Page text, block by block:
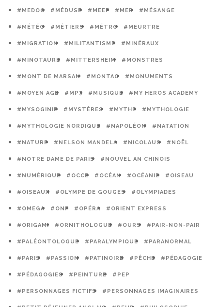
#MEDOC #MÉDUSE #MEEF #MER #MÉSANGE
#MÉTÉO #MÉTIERS #MÉTRO #MEURTRE
#MIGRATION #MILITANTISME #MINÉRAUX
#MINOTAURE #MITTERSHEIM #MONSTRES
#MONT DE MARSAN #MONTAG #MONUMENTS
#MOYEN AGE #MP3 #MUSIQUE #MY HEROS ACADEMY
#MYSOGINIE #MYSTÈRES #MYTHE #MYTHOLOGIE
#MYTHOLOGIE NORDIQUE #NAPOLÉON #NATATION
#NATURE #NELSON MANDELA #NICOLAUS #NOËL
#NOTRE DAME DE PARIS #NOUVEL AN CHINOIS
#NUMÉRIQUE #OCCE #OCÉAN #OCÉANIE #OISEAU
#OISEAUX #OLYMPE DE GOUGES #OLYMPIADES
#OMEGA #ONF #OPÉRA #ORIENT EXPRESS
#ORIGAMI #ORNITHOLOGUE #OURS #PAIR-NON-PAIR
#PALÉONTOLOGUE #PARALYMPIQUE #PARANORMAL
#PARIS #PASSION #PATINOIRE #PÊCHE #PÉDAGOGIE
#PÉDAGOGIES #PEINTURE #PEP
#PERSONNAGES FICTIFS #PERSONNAGES IMAGINAIRES